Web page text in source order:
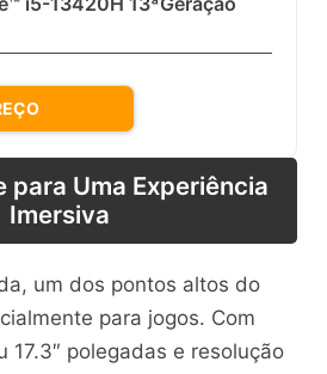
para Uma Experiência
Imersiva
um dos pontos altos do
para jogos. Com
17.3″ polegadas e resolução